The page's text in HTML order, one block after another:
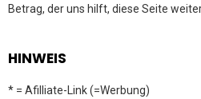
Betrag, der uns hilft, diese Seite
HINWEIS
* = Afilliate-Link (=Werbung)